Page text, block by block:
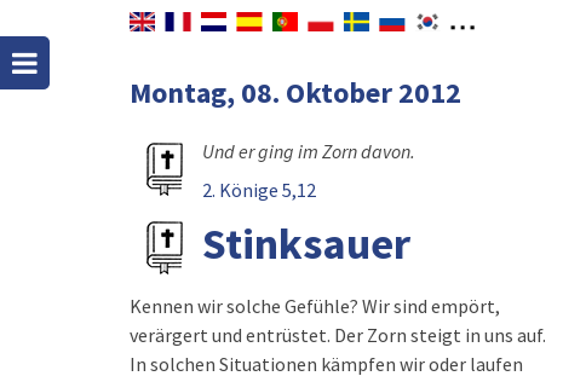
Montag, 08. Oktober 2012
Und er ging im Zorn davon.
2. Könige 5,12
Stinksauer
Kennen wir solche Gefühle? Wir sind empört,
verärgert und entrüstet. Der Zorn steigt in uns auf.
In solchen Situationen kämpfen wir oder laufen